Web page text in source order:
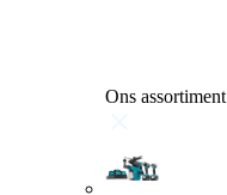
Ons assortiment